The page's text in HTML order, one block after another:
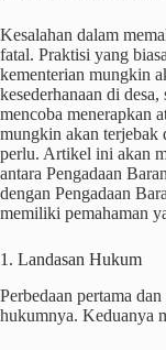
Kesalahan dalam
fatal. Praktisi yang
kementerian mungkin
kesederhanaan di
mencoba menerapkan
mungkin akan terjebak
perlu. Artikel ini akan
antara Pengadaan
dengan Pengadaan
memiliki pemahaman
1. Landasan Hukum
Perbedaan pertama
hukumnya. Keduanya